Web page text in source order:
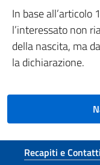
In base all’articolo
l’interessato non
della nascita, ma
la dichiarazione.
Sezione
Recapiti e Contatti